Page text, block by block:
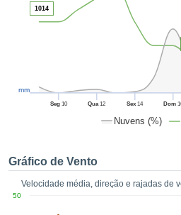
de alta
o
no
como
CONTINUAR
Nuvens (%)
Seg10 Qua12 Sex 14 Dom
mm
1014
Gráfico de Vento
Velocidade média, direção e rajadas de
50